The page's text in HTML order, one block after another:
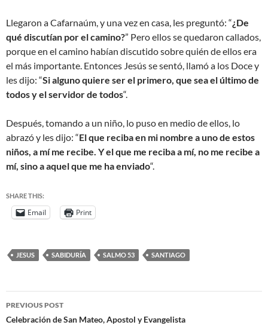
Llegaron a Cafarnaúm, y una vez en casa, les preguntó: “¿De
qué discutían por el camino?” Pero ellos se quedaron callados,
porque en el camino habían discutido sobre quién de ellos era
el más importante. Entonces Jesús se sentó, llamó a los Doce y
les dijo: “Si alguno quiere ser el primero, que sea el último de
todos y el servidor de todos“.
Después, tomando a un niño, lo puso en medio de ellos, lo
abrazó y les dijo: “El que reciba en mi nombre a uno de estos
niños, a mí me recibe. Y el que me reciba a mí, no me recibe a
mí, sino a aquel que me ha enviado“.
SHARE THIS:
Email Print
JESUS SABIDURÍA SALMO 53 SANTIAGO
PREVIOUS POST
Celebración de San Mateo, Apostol y Evangelista